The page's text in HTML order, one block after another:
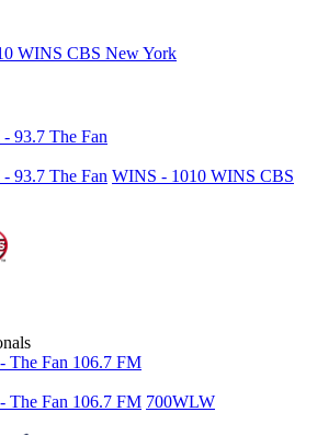
WINS CBS New York
93.7 The Fan
93.7 The Fan WINS - 1010 WINS CBS
The Fan 106.7 FM
The Fan 106.7 FM 700WLW